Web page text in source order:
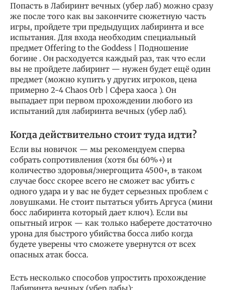
Попасть в Лабиринт вечных (убер лаб) можно сразу
же после того как вы закончите сюжетную часть
игры, пройдете три предыдущих лабиринта и все
испытания. Для входа необходим специальный
предмет Offering to the Goddess | Подношение
богине . Он расходуется каждый раз, так что если
вы не пройдете лабиринт — нужен будет ещё один
предмет (можно купить у других игроков, цена
примерно 2-4 Chaos Orb | Сфера хаоса ). Он
выпадает при первом прохождении любого из
испытаний для лабиринта вечных (убер лаб).
Когда действительно стоит туда идти?
Если вы новичок — мы рекомендуем сперва
собрать сопротивления (хотя бы 60%+) и
количество здоровья/энергощита 4500+, в таком
случае босс скорее всего не сможет вас убить с
одного удара и у вас не будет серьезных проблем с
ловушками. Не стоит пытаться убить Аргуса (мини
босс лабиринта который дает ключ). Если вы
опытный игрок — как только наберете достаточно
урона для быстрого убийства босса либо когда
будете уверены что сможете увернутся от всех
опасных атак босса.
Есть несколько способов упростить прохождение